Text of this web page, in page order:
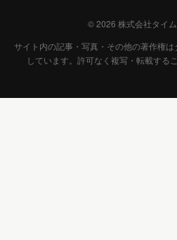
© 2026 株式会社タイ
サイト内の記事・写真・その他の著作権
しています。許可なく複写・転載する